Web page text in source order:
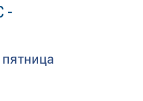
-
пятница